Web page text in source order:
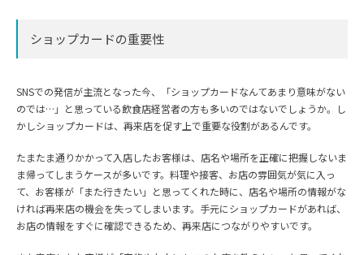
ショップカードの重要性
SNSでの発信が主流となった今、「ショップカードなんてあまり意味がない
のでは…」と思っている飲食店経営者の方も多いのではないでしょうか。し
かしショップカードは、再来店を促す上で重要な役割があるんです。
たまたま通りかかって入店したお客様は、店名や場所を正確に把握しないま
ま帰ってしまうケースが多いです。料理や接客、お店の雰囲気が気に入っ
て、お客様が「また行きたい」と思ってくれた時に、店名や場所の情報がな
ければ再来店の機会を失ってしまいます。手元にショップカードがあれば、
お店の情報をすぐに確認できるため、再来店につながりやすいです。